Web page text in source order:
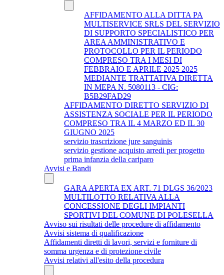
AFFIDAMENTO ALLA DITTA PA
MULTISERVICE SRLS DEL SERVIZIO
DI SUPPORTO SPECIALISTICO PER
AREA AMMINISTRATIVO E
PROTOCOLLO PER IL PERIODO
COMPRESO TRA I MESI DI
FEBBRAIO E APRILE 2025 2025
MEDIANTE TRATTATIVA DIRETTA
IN MEPA N. 5080113 - CIG:
B5B29FAD29
AFFIDAMENTO DIRETTO SERVIZIO DI
ASSISTENZA SOCIALE PER IL PERIODO
COMPRESO TRA IL 4 MARZO ED IL 30
GIUGNO 2025
servizio trascrizione jure sanguinis
servizio gestione acquisto arredi per progetto
prima infanzia della cariparo
Avvisi e Bandi
GARA APERTA EX ART. 71 DLGS 36/2023
MULTILOTTO RELATIVA ALLA
CONCESSIONE DEGLI IMPIANTI
SPORTIVI DEL COMUNE DI POLESELLA
Avviso sui risultati delle procedure di affidamento
Avvisi sistema di qualificazione
Affidamenti diretti di lavori, servizi e forniture di
somma urgenza e di protezione civile
Avvisi relativi all'esito della procedura